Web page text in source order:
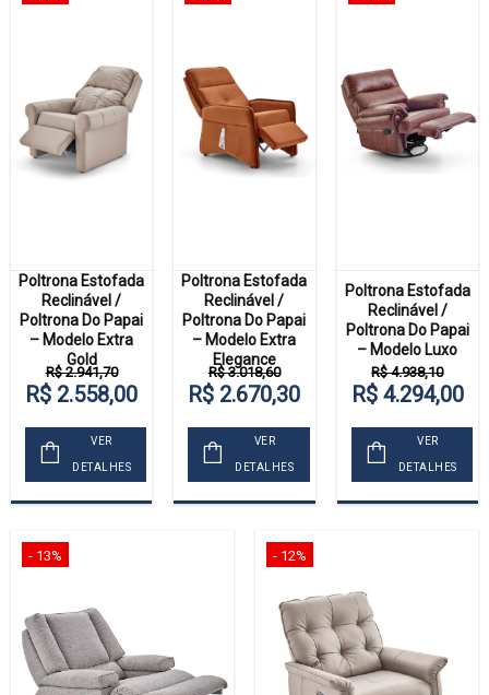
Poltrona Estofada
Reclinável /
Poltrona Do Papai
– Modelo Extra
Gold
R$ 2.941,70
R$ 2.558,00
VER
DETALHES
Poltrona Estofada
Reclinável /
Poltrona Do Papai
– Modelo Extra
Elegance
R$ 3.018,60
R$ 2.670,30
VER
DETALHES
Poltrona Estofada
Reclinável /
Poltrona Do Papai
– Modelo Luxo
R$ 4.938,10
R$ 4.294,00
VER
DETALHES
- 13% - 12%